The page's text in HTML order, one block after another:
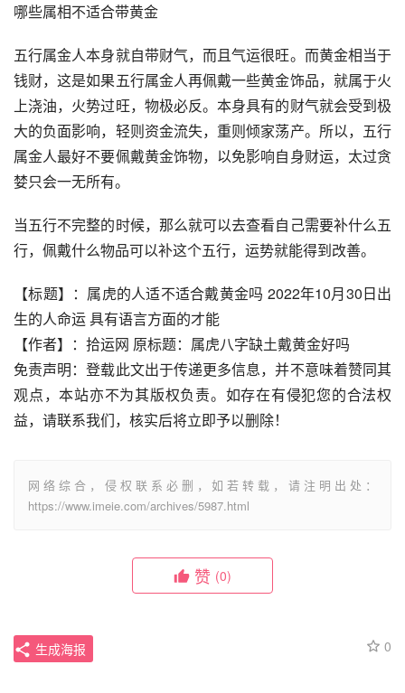
哪些属相不适合带黄金
五行属金人本身就自带财气，而且气运很旺。而黄金相当于
钱财，这是如果五行属金人再佩戴一些黄金饰品，就属于火
上浇油，火势过旺，物极必反。本身具有的财气就会受到极
大的负面影响，轻则资金流失，重则倾家荡产。所以，五行
属金人最好不要佩戴黄金饰物，以免影响自身财运，太过贪
婪只会一无所有。
当五行不完整的时候，那么就可以去查看自己需要补什么五
行，佩戴什么物品可以补这个五行，运势就能得到改善。
【标题】：属虎的人适不适合戴黄金吗 2022年10月30日出
生的人命运 具有语言方面的才能
【作者】：拾运网 原标题：属虎八字缺土戴黄金好吗
免责声明：登载此文出于传递更多信息，并不意味着赞同其
观点，本站亦不为其版权负责。如存在有侵犯您的合法权
益，请联系我们，核实后将立即予以删除！
网络综合，侵权联系必删，如若转载，请注明出处：
https://www.imeie.com/archives/5987.html
赞 (0)
0
生成海报